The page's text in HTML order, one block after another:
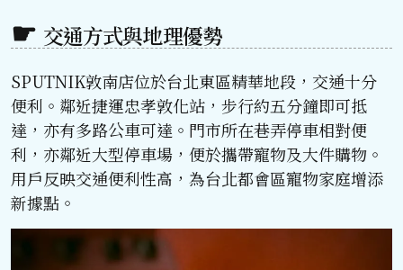
交通方式與地理優勢
SPUTNIK敦南店位於台北東區精華地段，交通十分
便利。鄰近捷運忠孝敦化站，步行約五分鐘即可抵
達，亦有多路公車可達。門市所在巷弄停車相對便
利，亦鄰近大型停車場，便於攜帶寵物及大件購物。
用戶反映交通便利性高，為台北都會區寵物家庭增添
新據點。